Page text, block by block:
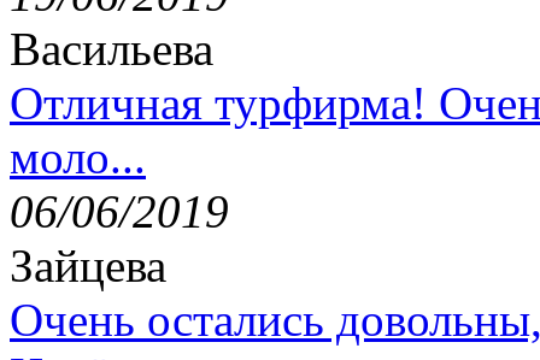
Васильева
Отличная турфирма!
моло...
06/06/2019
Зайцева
Очень остались